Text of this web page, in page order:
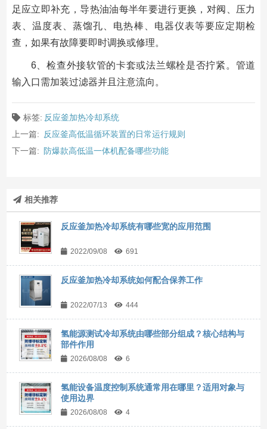
足应立即补充，导热油油每半年要进行更换，对阀、压力
表、温度表、蒸馏孔、电热棒、电器仪表等要应定期检
查，如果有故障要即时调换或修理。
6、检查外接软管的卡套或法兰螺栓是否拧紧。管道
输入口需加装过滤器并且注意流向。
标签: 反应釜加热冷却系统
上一篇:
反应釜高低温循环装置的日常运行规则
下一篇: 防爆款高低温一体机配备哪些功能
相关推荐
反应釜加热冷却系统有哪些宽的应用范围
2022/09/08 691
反应釜加热冷却系统如何配合保养工作
2022/07/13 444
氢能源测试冷却系统由哪些部分组成？核心结构与
部件作用
2026/08/08 6
氢能设备温度控制系统通常用在哪里？适用对象与
使用边界
2026/08/08 4